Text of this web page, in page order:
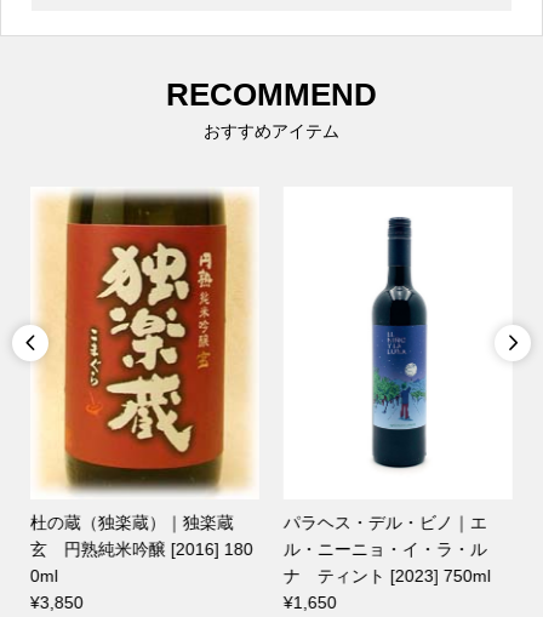
RECOMMEND
おすすめアイテム

杜の蔵（独楽蔵）｜独楽蔵
玄 円熟純米吟醸 [2016] 180
0ml
¥3,850
パラヘス・デル・ビノ｜エ
ル・ニーニョ・イ・ラ・ル
ナ ティント [2023] 750ml
¥1,650
